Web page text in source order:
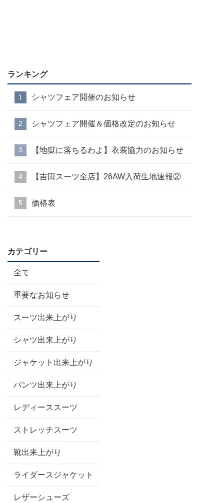
ランキング
シャツフェア開催のお知らせ
シャツフェア開催＆価格改定のお知らせ
【地獄に落ちるわよ】衣装協力のお知らせ
【吉田スーツ全店】26AW入荷生地速報②
価格表
カテゴリー
全て
重要なお知らせ
スーツ出来上がり
シャツ出来上がり
ジャケット出来上がり
パンツ出来上がり
レディーススーツ
ストレッチスーツ
靴出来上がり
ライダースジャケット
レザーシューズ